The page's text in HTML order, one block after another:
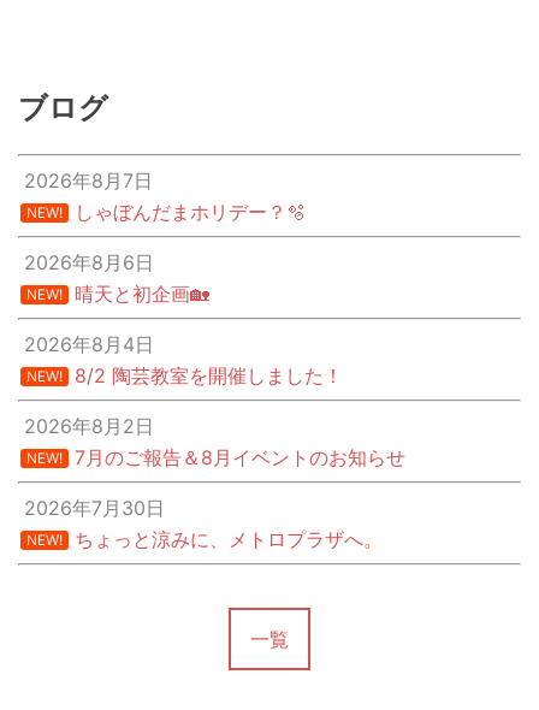
ブログ
2026年8月7日
NEW! しゃぼんだまホリデー？🫧
2026年8月6日
NEW! 晴天と初企画🏡
2026年8月4日
NEW! 8/2 陶芸教室を開催しました！
2026年8月2日
NEW! 7月のご報告＆8月イベントのお知らせ
2026年7月30日
NEW! ちょっと涼みに、メトロプラザへ。
一覧